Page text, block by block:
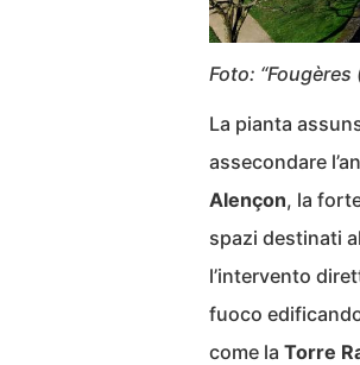
Foto:
La pianta
assecondare
Alençon, la
spazi destinati
l’intervento
fuoco
come la Torre